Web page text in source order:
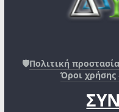
🛡️Πολιτική
Όροι